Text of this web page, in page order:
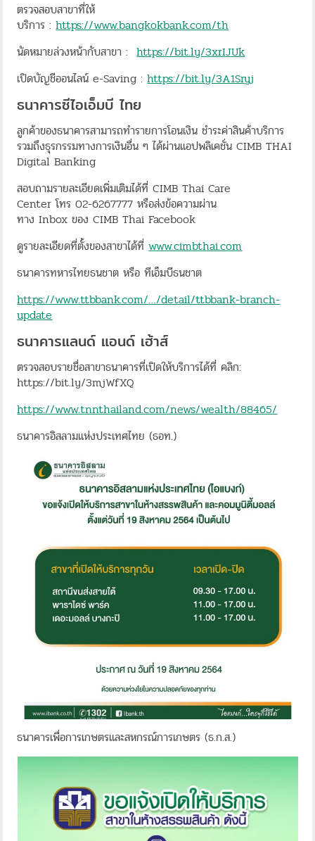
ตรวจสอบสาขาที่ให้
บริการ :https://www.bangkokbank.com/th
นัดหมายล่วงหน้ากับสาขา :https://bit.ly/3xrIJUk
เปิดบัญชีออนไลน์ e-Saving :https://bit.ly/3A1Sryj
ธนาคารซีไอเอ็มบี ไทย
ลูกค้าของธนาคารสามารถทำรายการโอนเงิน ชำระค่าสินค้าบริการ
รวมถึงธุรกรรมทางการเงินอื่น ๆ ได้ผ่านแอปพลิเคชั่น CIMB THAI
Digital Banking
สอบถามรายละเอียดเพิ่มเติมได้ที่ CIMB Thai Care
Center โทร 02-6267777 หรือส่งข้อความผ่าน
ทาง Inbox ของ CIMB Thai Facebook
ดูรายละเอียดที่ตั้งของสาขาได้ที่www.cimbthai.com
ธนาคารทหารไทยธนชาต หรือ ทีเอ็มบีธนชาต
https://www.ttbbank.com/…/detail/ttbbank-branch-
update
ธนาคารแลนด์ แอนด์ เฮ้าส์
ตรวจสอบรายชื่อสาขาธนาคารที่เปิดให้บริการได้ที่ คลิก:
https://bit.ly/3mjWfXQ
https://www.tnnthailand.com/news/wealth/88465/
ธนาคารอิสลามแห่งประเทศไทย (ธอท.)
ธนาคารเพื่อการเกษตรและสหกรณ์การเกษตร (ธ.ก.ส.)